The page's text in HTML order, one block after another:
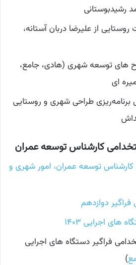
رشیدبوستانی
از علیرضا دربان آستانه،
های توسعه شهری (هادی، جامع،
ای
برنامه‌ریزی طراحی شهری و روستایی
کارشناس توسعه عمران
توسعه عمران، امور شهری و
دوازدهم
های اجرایی ۱۴۰۳
فراگیر دستگاه های اجرایی
)